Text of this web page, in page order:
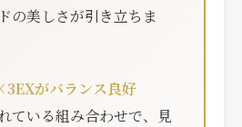
の美しさが引き立ちま
がバランス良好
ている組み合わせで、見